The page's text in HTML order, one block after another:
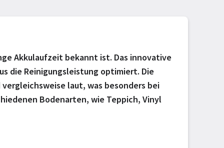
Akkulaufzeit bekannt ist. Das innovative
die Reinigungsleistung optimiert. Die
laut, was besonders bei
Bodenarten, wie Teppich, Vinyl